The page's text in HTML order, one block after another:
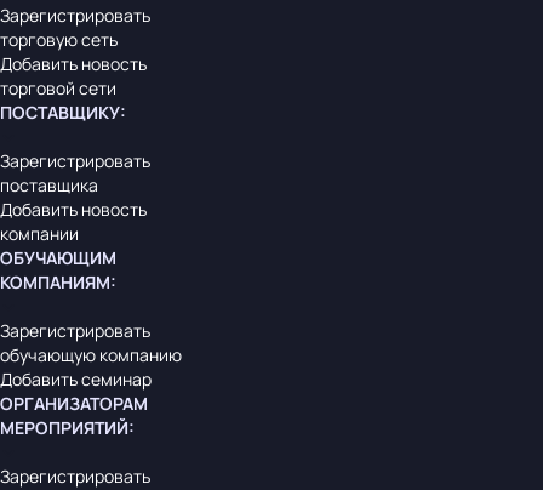
Зарегистрировать
торговую сеть
Добавить новость
торговой сети
ПОСТАВЩИКУ:
Зарегистрировать
поставщика
Добавить новость
компании
ОБУЧАЮЩИМ
КОМПАНИЯМ:
Зарегистрировать
обучающую компанию
Добавить семинар
ОРГАНИЗАТОРАМ
МЕРОПРИЯТИЙ:
Зарегистрировать